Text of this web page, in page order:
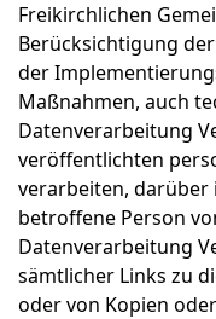
Freikirchlichen
Berücksichtigung
der
Maßnahmen, auch
Datenverarbeitung
veröffentlichten
verarbeiten, darüber
betroffene Person
Datenverarbeitung
sämtlicher Links zu
oder von Kopien